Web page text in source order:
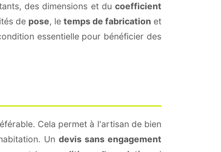
des dimensions et ducoefficient
de pose, le temps de fabrication et
essentielle pour bénéficier des
Cela permet à l'artisan de bien
Un devis sans engagement